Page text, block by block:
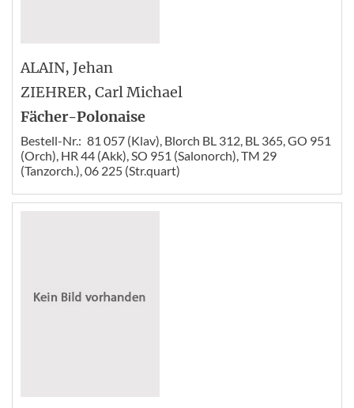
ALAIN, Jehan
ZIEHRER, Carl Michael
Fächer-Polonaise
Bestell-Nr.: 81 057 (Klav), Blorch BL 312, BL 365, GO 951
(Orch), HR 44 (Akk), SO 951 (Salonorch), TM 29
(Tanzorch.), 06 225 (Str.quart)